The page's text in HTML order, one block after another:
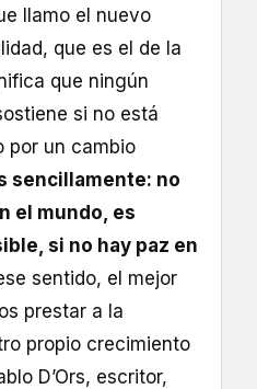
llamo el nuevo
que es el de la
que ningún
si no está
por un cambio
sencillamente: no
el mundo, es
si no hay paz en
sentido, el mejor
prestar a la
propio crecimiento
D’Ors, escritor,